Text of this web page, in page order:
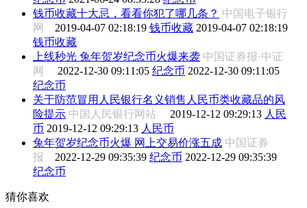
钱币收藏十大忌，看看你犯了哪几条？ 中国电子银行
网 2019-04-07 02:18:19 钱币收藏 2019-04-07 02:18:19
钱币收藏
上线秒光 兔年贺岁纪念币火爆来袭 中国证券报·中证
网 2022-12-30 09:11:05 纪念币 2022-12-30 09:11:05
纪念币
关于防范冒用人民银行名义销售人民币类收藏品的风
险提示 中国人民银行网站 2019-12-12 09:29:13 人民
币 2019-12-12 09:29:13 人民币
兔年贺岁纪念币火爆 网上交易价涨五成 中国证券
报 2022-12-29 09:35:39 纪念币 2022-12-29 09:35:39
纪念币
猜你喜欢